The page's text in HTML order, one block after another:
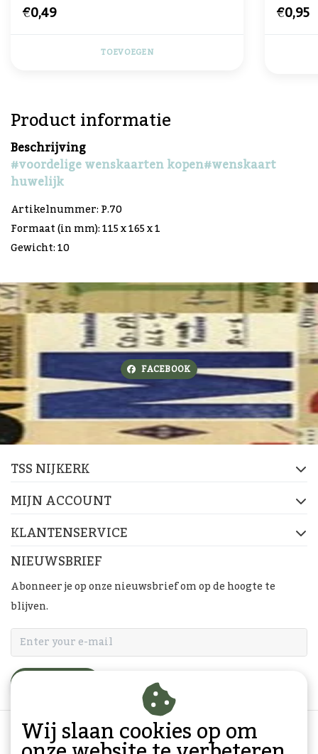
€0,49
TOEVOEGEN
€0,95
Product informatie
Beschrijving
#voordelige wenskaarten kopen#wenskaart
huwelijk
Artikelnummer: P.70
Formaat (in mm): 115 x 165 x 1
Gewicht: 10
FACEBOOK
TSS NIJKERK
MIJN ACCOUNT
KLANTENSERVICE
NIEUWSBRIEF
Abonneer je op onze nieuwsbrief om op de hoogte te
blijven.
Wij slaan cookies op om